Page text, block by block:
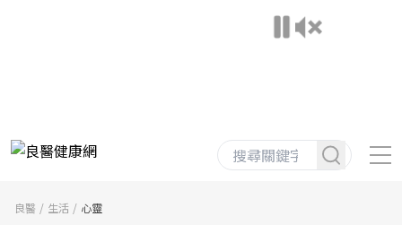
良醫 生活 心靈